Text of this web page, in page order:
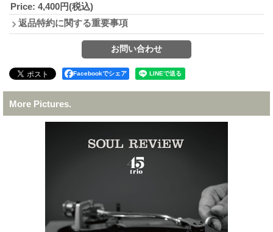
Price: 4,400円(税込)
返品特約に関する重要事項
Facebookでシェア
More Pictures.